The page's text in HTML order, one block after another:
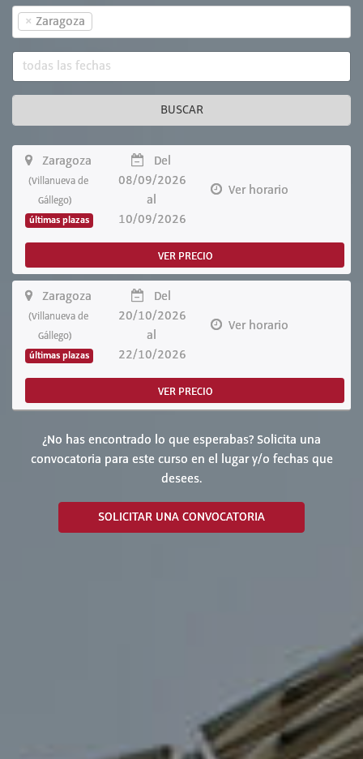
× Zaragoza
BUSCAR
Zaragoza
(Villanueva de
Gállego)
últimas plazas
Del
08/09/2026
al
10/09/2026
Ver horario
VER PRECIO
Zaragoza
(Villanueva de
Gállego)
últimas plazas
Del
20/10/2026
al
22/10/2026
Ver horario
VER PRECIO
¿No has encontrado lo que esperabas? Solicita una
convocatoria para este curso en el lugar y/o fechas que
desees.
SOLICITAR UNA CONVOCATORIA